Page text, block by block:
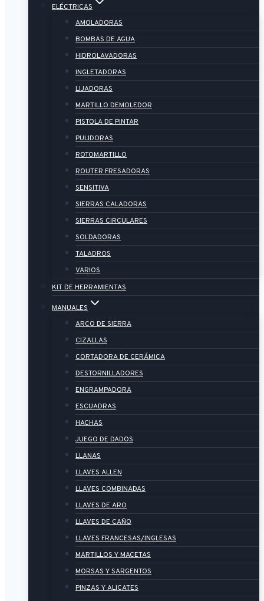
ELÉCTRICAS
AMOLADORAS
BOMBAS DE AGUA
HIDROLAVADORAS
INGLETADORAS
LIJADORAS
MARTILLO DEMOLEDOR
PISTOLA DE PINTAR
PULIDORAS
ROTOMARTILLO
ROUTER FRESADORAS
SENSITIVA
SIERRAS CALADORAS
SIERRAS CIRCULARES
SOLDADORAS
TALADROS
VARIOS
KIT DE HERRAMIENTAS
MANUALES
ARCO DE SIERRA
CIZALLAS
CORTADORA DE CERÁMICA
DESTORNILLADORES
ENGRAMPADORA
ESCUADRAS
HACHAS
JUEGO DE DADOS
LLANAS
LLAVES ALLEN
LLAVES COMBINADAS
LLAVES DE ARO
LLAVES DE CAÑO
LLAVES FRANCESAS/INGLESAS
MARTILLOS Y MACETAS
MORSAS Y SARGENTOS
PINZAS Y ALICATES